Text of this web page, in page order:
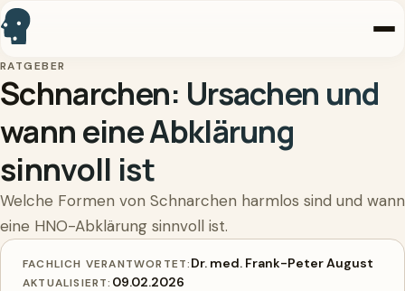
Startseite
Praxis
Leistungen
Arzt
Kontakt
RATGEBER
Schnarchen: Ursachen und
wann eine Abklärung
sinnvoll ist
Welche Formen von Schnarchen harmlos sind und wann
eine HNO-Abklärung sinnvoll ist.
FACHLICH VERANTWORTET:Dr. med. Frank-Peter August
AKTUALISIERT: 09.02.2026